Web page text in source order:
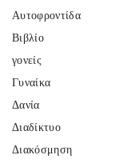
Αυτοφροντίδα
Βιβλίο
γονείς
Γυναίκα
Δανία
Διαδίκτυο
Διακόσμηση